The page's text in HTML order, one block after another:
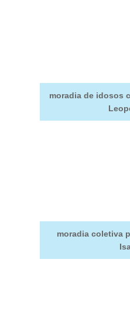
moradia de idosos
moradia coletiva